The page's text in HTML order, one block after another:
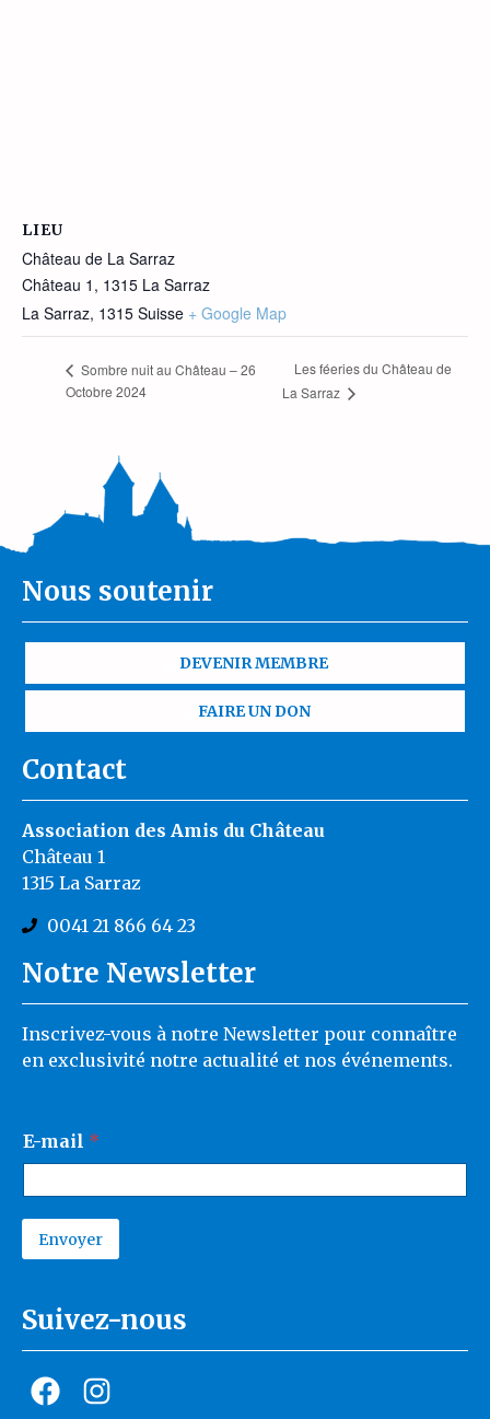
LIEU
Château de La Sarraz
Château 1, 1315 La Sarraz
La Sarraz, 1315 Suisse + Google Map
Sombre nuit au Château – 26
Octobre 2024
Les féeries du Château de
La Sarraz
Nous soutenir
DEVENIR MEMBRE
FAIRE UN DON
Contact
Association des Amis du Château
Château 1
1315 La Sarraz
0041 21 866 64 23
Notre Newsletter
Inscrivez-vous à notre Newsletter pour connaître
en exclusivité notre actualité et nos événements.
E
-
m
a
i
E-mail *
Envoyer
e
n
Suivez-nous